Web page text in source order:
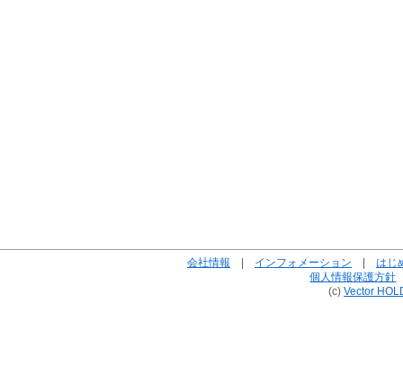
会社情報 | インフォメーション | はじ
個人情報保護方針
(c) Vector